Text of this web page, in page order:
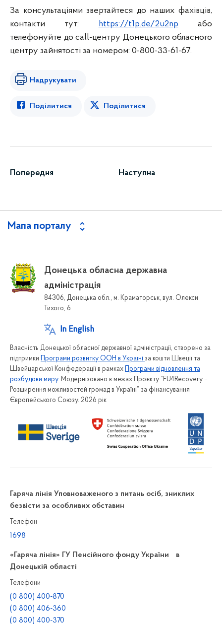
За консультаціями звертайтеся до наших фахівців,
контакти тут: https://t1p.de/2u2np або
телефонуйте до call-центру Донецького обласного
центру зайнятості за номером: 0-800-33-61-67.
Надрукувати
Поділитися Поділитися
Попередня Наступна
Мапа порталу
Донецька обласна державна
адміністрація
84306, Донецька обл., м. Краматорськ, вул. Олекси
Тихого, 6
In English
Власність Донецької обласної державної адміністрації, створено за
підтримки Програми розвитку ООН в Україні за кошти Швеції та
Швейцарської Конфедерації в рамках Програми відновлення та
розбудови миру. Модернізовано в межах Проєкту “EU4Recovery –
Розширення можливостей громад в Україні” за фінансування
Європейського Союзу. 2026 рік
Гаряча лінія Уповноваженого з питань осіб, зниклих
безвісти за особливих обставин
Телефон
1698
«Гаряча лінія» ГУ Пенсійного фонду України в
Донецькій області
Телефони
(0 800) 400-870
(0 800) 406-360
(0 800) 400-370